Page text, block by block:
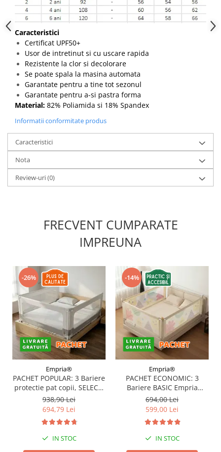
Caracteristici
Certificat UPF50+
Usor de intretinut si cu uscare rapida
Rezistente la clor si decolorare
Se poate spala la masina automata
Garantate pentru a tine tot sezonul
Garantate pentru a-si pastra forma
Material: 82% Poliamida si 18% Spandex
Informatii conformitate produs
Caracteristici
Nota
Review-uri(0)
FRECVENT CUMPARATE
IMPREUNA
-26%
Empria®
PACHET POPULAR: 3 Bariere
protectie pat copii, SELECT,
160x200 cm
938,90 Lei
694,79 Lei
IN STOC
-14%
Empria®
PACHET ECONOMIC: 3
Bariere BASIC Empria
protectie pat 160X200 cm +
bara stabilizatoare
694,00 Lei
599,00 Lei
IN STOC